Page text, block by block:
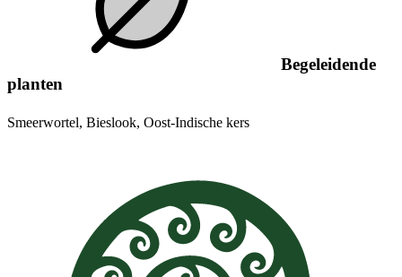
Begeleidende
planten
Smeerwortel, Bieslook, Oost-Indische kers